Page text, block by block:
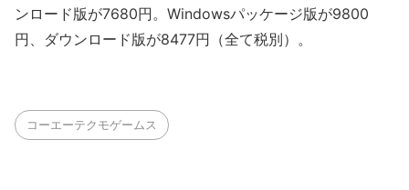
ンロード版が7680円。Windowsパッケージ版が9800
円、ダウンロード版が8477円（全て税別）。
コーエーテクモゲームス